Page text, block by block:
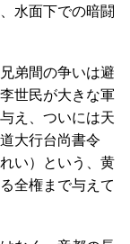
水面下での暗闘
弟間の争いは避
世民が大きな軍
え、ついには天
大行台尚書令
い）という、黄
全権まで与えて